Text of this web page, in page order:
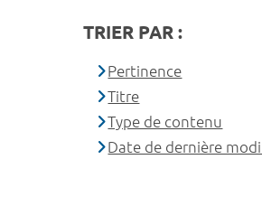
TRIER PAR :
Pertinence
Titre
Type de contenu
Date de dernière